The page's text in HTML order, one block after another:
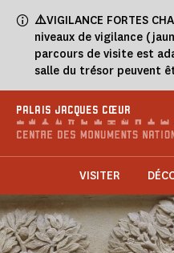
⚠️VIGILANCE FORTES
niveaux de vigilance
parcours de visite est
salle du trésor peuvent
PALAIS JACQUES CŒUR
VISITER